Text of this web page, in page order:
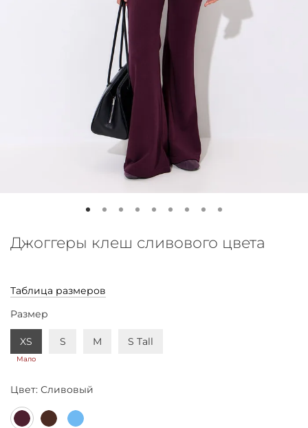
Джоггеры клеш сливового цвета
Таблица размеров
Размер
XS
Мало
S M S Tall
Цвет: Сливовый